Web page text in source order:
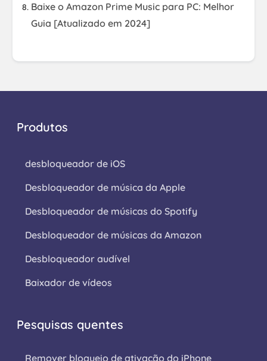
Baixe o Amazon Prime Music para PC: Melhor
Guia [Atualizado em 2024]
Produtos
desbloqueador de iOS
Desbloqueador de música da Apple
Desbloqueador de músicas do Spotify
Desbloqueador de músicas da Amazon
Desbloqueador audível
Baixador de vídeos
Pesquisas quentes
Remover bloqueio de ativação do iPhone